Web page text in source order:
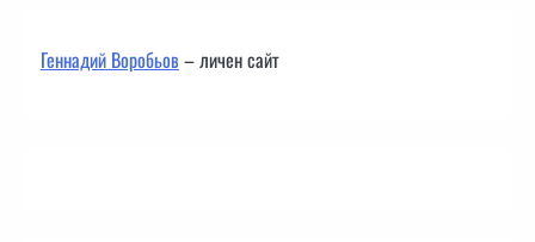
Геннадий Воробьов– личен сайт